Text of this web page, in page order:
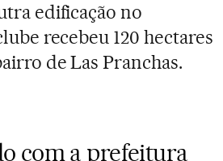
edificação no
recebeu 120 hectares
de Las Pranchas.
com a prefeitura